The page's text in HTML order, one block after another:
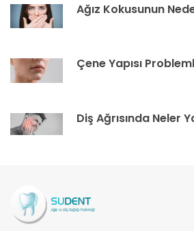
Ağız Kokusunun
Çene Yapısı
Diş Ağrısında Neler